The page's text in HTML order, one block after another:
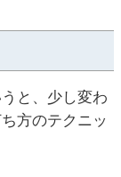
と、少し変わ
方のテクニッ